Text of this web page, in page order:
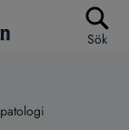
Sök